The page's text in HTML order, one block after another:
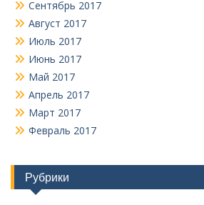
Сентябрь 2017
Август 2017
Июль 2017
Июнь 2017
Май 2017
Апрель 2017
Март 2017
Февраль 2017
Рубрики